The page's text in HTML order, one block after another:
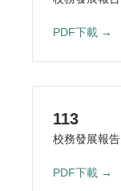
PDF下載 →
113
校務發展報告
PDF下載 →